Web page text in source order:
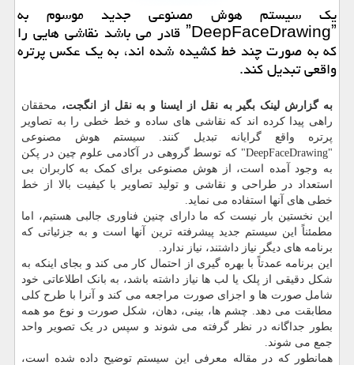
یك سیستم هوش مصنوعی جدید موسوم به
ˮDeepFaceDrawingˮ قادر می باشد نقاشی هایی را
كه به صورت چند خط كشیده شده اند، به یك عكس پرتره
واقعی تبدیل كند.
به گزارش لینک بگیر به نقل از ایسنا و به نقل از انگجت، محققان
راهی پیدا کرده اند که نقاشی های ساده و خط خطی را به تصاویر
پرتره واقع گرایانه تبدیل کنند. سیستم هوش مصنوعی
"DeepFaceDrawing" که توسط گروهی در آکادمی علوم چین در پکن
به وجود آمده است، از هوش مصنوعی برای کمک به کاربران بی
استعداد در طراحی و نقاشی و تولید تصاویر با کیفیت بالا از خط
خطی های آنها استفاده می نماید.
این نخستین بار نیست که ما دارای چنین فناوری جالبی هستیم، اما
مطمئناً این سیستم جدید پیشرفته ترین آنها است و به جزئیاتی که
برنامه های دیگر نیاز داشتند، نیاز ندارد.
این برنامه عمدتاً با بهره گیری از احتمال کار می کند و بجای اینکه به
شکل دقیقی از پلک یا لب ها نیاز داشته باشد، به بانک اطلاعاتی خود
شامل صورت ها و اجزای صورت مراجعه می کند و آنرا با طرح کلی
مطابقت می دهد. چشم ها، بینی، دهان، شکل صورت و نوع مو همه
بطور جداگانه در نظر گرفته می شوند و سپس در یک تصویر واحد
جمع می شوند.
همانطور که در مقاله معرفی این سیستم توضیح داده شده است،